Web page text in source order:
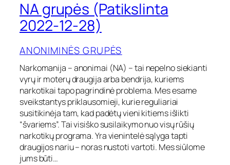
a
2
0
2
2
.
0
2
.
2
3
N
A
g
u
ė
s
(
P
a
k
s
NA grupės (Patikslinta
2022-12-28)
ANONIMINĖS GRUPĖS
Narkomanija – anonimai (NA) – tai nepelno siekianti
vyrų ir moterų draugija arba bendrija, kuriems
narkotikai tapo pagrindinė problema. Mes esame
sveikstantys priklausomieji, kurie reguliariai
susitikinėja tam, kad padėtų vieni kitiems išlikti
“švariems”. Tai visiško susilaikymo nuo visų rūšių
narkotikų programa. Yra vienintelė sąlyga tapti
draugijos nariu – noras nustoti vartoti. Mes siūlome
jums būti…